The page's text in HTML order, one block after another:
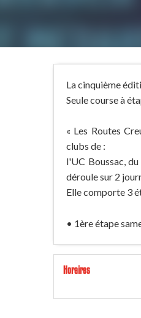
La cinquième
Seule course à
« Les Routes
clubs de :
l'UC Boussac,
déroule sur 2
Elle comporte 3
• 1ère étape
Horaires